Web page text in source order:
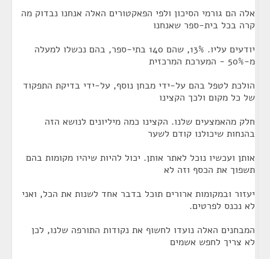
אלה הם גורמי הסיכון ולפי הפאקטורים האלה אנחנו נבדוק מה
קרה בכל בית-ספר שאנחנו
יודעים עליו. 13%, שהם 140 בתי-ספר, בהם נכשלו למעלה
מ-50% - המערכת המרכזית
הולכת לטפל בהם על-ידי מבחן נוסף, על-ידי בדיקת התפקוד
של כל מקום ולכך הקצינו
חלק מהאמצעים שלנו. הקצינו כמה מיליונים לנושא הזה
בהנחות שיכולנו קודם לשער
אותן ועכשיו נוכל לאתר אותן. יכול להיות שיהיו מקומות בהם
תשפוך את הכסף וזה לא
יעזור ובמקומות ארורים תוכל בדבר אחד לשנות את הכל, ואני
לא נכנס לפרטים.
המבחנים האלה נועדו לחשוף את נקודות התורפה שלנו, לכן
לא צריך לחפש אשמים